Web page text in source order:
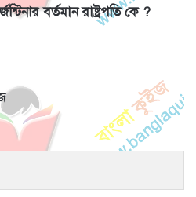
বর্তমান রাষ্ট্রপতি কে ?